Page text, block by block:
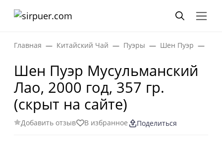
Главная Китайский Чай Пуэры Шен Пуэр
Шен Пуэр Мусульманский
Лао, 2000 год, 357 гр.
(скрыт на сайте)
Добавить отзыв В избранное Поделиться